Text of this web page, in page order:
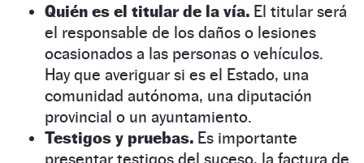
Quién es el titular de la vía. El titular será
el responsable de los daños o lesiones
ocasionados a las personas o vehículos.
Hay que averiguar si es el Estado, una
comunidad autónoma, una diputación
provincial o un ayuntamiento.
Testigos y pruebas. Es importante
presentar testigos del suceso, la factura de